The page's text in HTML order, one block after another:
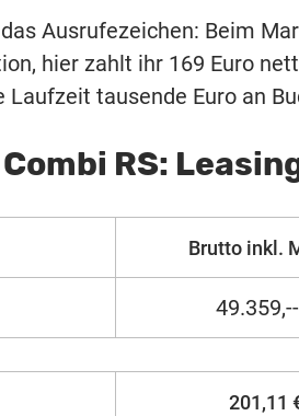
Ausrufezeichen: Beim
hier zahlt ihr 169 Euro
Laufzeit tausende Euro an
RS:
Brutto inkl.
201,11